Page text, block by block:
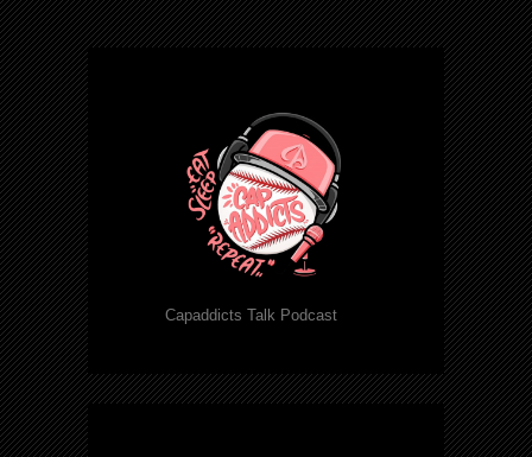
Capaddicts Talk Podcast